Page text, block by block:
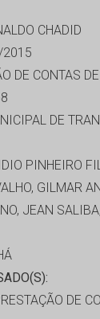
CHADID
DE CONTAS
DE
PINHEIRO
GILMAR
JEAN
DE